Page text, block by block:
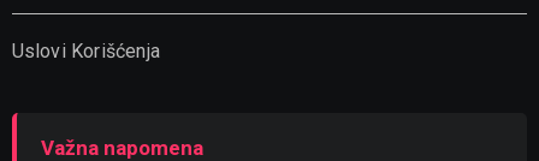
Uslovi Korišćenja
Važna napomena